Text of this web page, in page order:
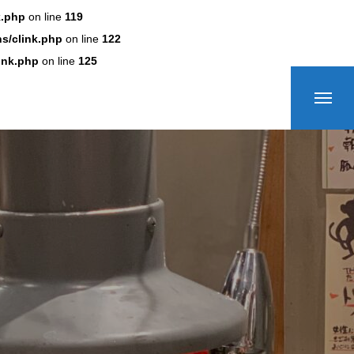
on line 119
clink.php on line 122
on line 125